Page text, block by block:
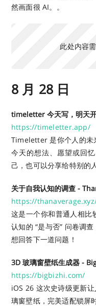
然画面很 AI。。
此处内容
8 月 28 日
timeletter 今天写，明天
https://timeletter.app/
Timeletter 是你个人的未
今天的想法、愿望或回
己，也可以分享给特别的人
关于自我认知的调查 -
https://
这是一个你和普通人相比
认知的 “是与否” 问卷调
想回答下一道问题！
3D 玻璃窗壁纸生成器 -
https://bigbizhi.com/
iOS 26 这次史诗级更新
璃窗壁纸，完美适配锁屏